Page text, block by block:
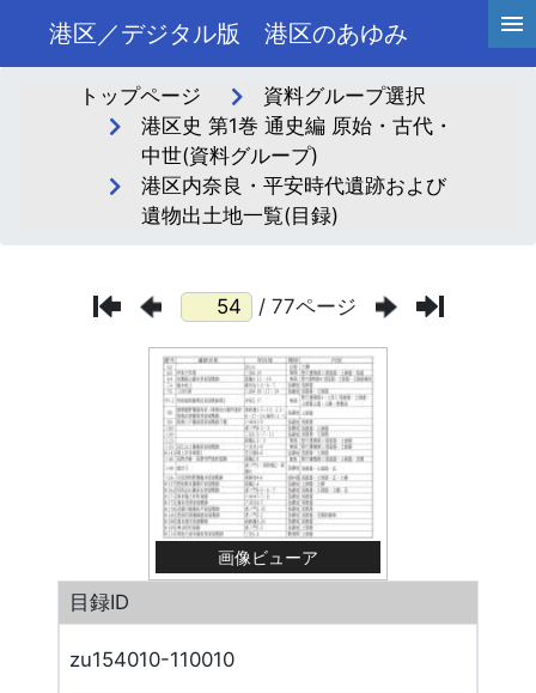
港区／デジタル版 港区のあゆみ
トップページ
資料グループ選択
港区史 第1巻 通史編 原始・古代・
中世(資料グループ)
港区内奈良・平安時代遺跡および
遺物出土地一覧(目録)
/ 77ページ
画像ビューア
目録ID
zu154010-110010